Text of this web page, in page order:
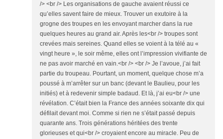
/> <br /> Les organisations de gauche avaient réussi ce
qu’elles savent faire de mieux. Trouver un exutoire à la
grogne des troupes en les envoyant marcher dans la rue
quelques heures au grand air. Après les<br /> troupes sont
crevées mais sereines. Quand elles se voient à la télé au «
vingt heure », le soir même, elles ont l’impression vivifiante de
ne pas avoir marché en vain.<br /> <br /> Je l’avoue, j’ai fait
partie du troupeau. Pourtant, un moment, quelque chose m’a
poussé à m’arrêter sur un banc (devant le Baulieu, pour les
initiés) et à redevenir simple badaud. Et là, j’ai eu<br /> une
révélation. C’était bien la France des années soixante dix qui
défilait devant moi. Comme si rien ne s’était passé depuis
quarante ans. Trois générations héritées des trente
glorieuses et qui<br /> croyaient encore au miracle. Peu de